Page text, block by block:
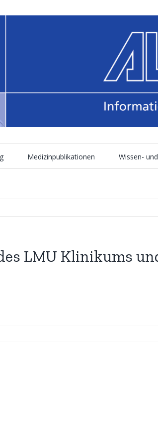
Medizinpublikationen Wissen-
LMU Klinikums